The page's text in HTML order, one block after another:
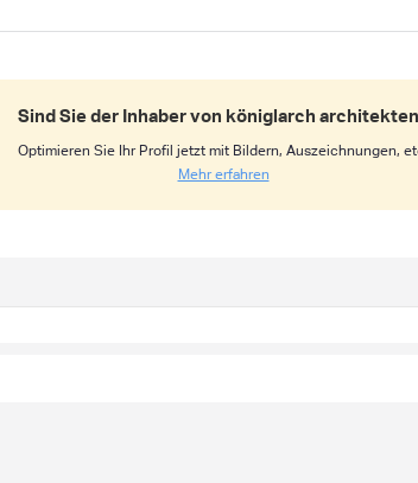
Sind Sie der Inhaber von königlarch
Optimieren Sie Ihr Profil jetzt mit Bildern, Auszeichnungen,
Mehr erfahren